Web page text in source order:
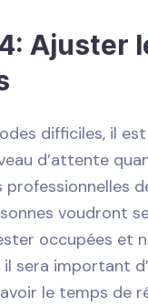
Ajuster
difficiles, il
d’attente
professionnelles
voudront
occupées et
il sera important
le temps de